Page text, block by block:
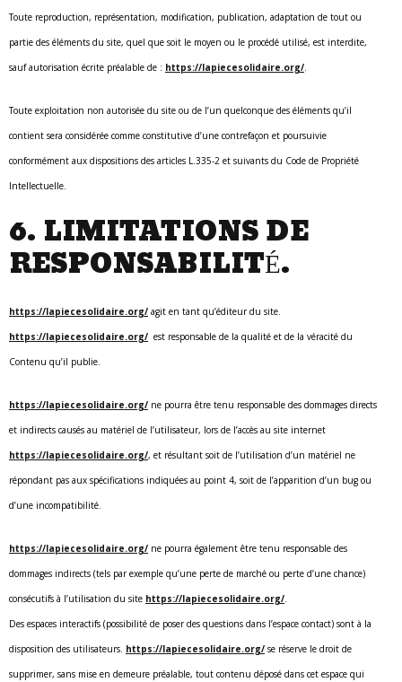
Toute reproduction, représentation, modification, publication, adaptation de tout ou
partie des éléments du site, quel que soit le moyen ou le procédé utilisé, est interdite,
sauf autorisation écrite préalable de : https://lapiecesolidaire.org/.
Toute exploitation non autorisée du site ou de l’un quelconque des éléments qu’il
contient sera considérée comme constitutive d’une contrefaçon et poursuivie
conformément aux dispositions des articles L.335-2 et suivants du Code de Propriété
Intellectuelle.
6. LIMITATIONS DE
RESPONSABILITÉ.
https://lapiecesolidaire.org/ agit en tant qu’éditeur du site.
https://lapiecesolidaire.org/ est responsable de la qualité et de la véracité du
Contenu qu’il publie.
https://lapiecesolidaire.org/ ne pourra être tenu responsable des dommages directs
et indirects causés au matériel de l’utilisateur, lors de l’accès au site internet
https://lapiecesolidaire.org/, et résultant soit de l’utilisation d’un matériel ne
répondant pas aux spécifications indiquées au point 4, soit de l’apparition d’un bug ou
d’une incompatibilité.
https://lapiecesolidaire.org/ ne pourra également être tenu responsable des
dommages indirects (tels par exemple qu’une perte de marché ou perte d’une chance)
consécutifs à l’utilisation du site https://lapiecesolidaire.org/.
Des espaces interactifs (possibilité de poser des questions dans l’espace contact) sont à la
disposition des utilisateurs. https://lapiecesolidaire.org/ se réserve le droit de
supprimer, sans mise en demeure préalable, tout contenu déposé dans cet espace qui